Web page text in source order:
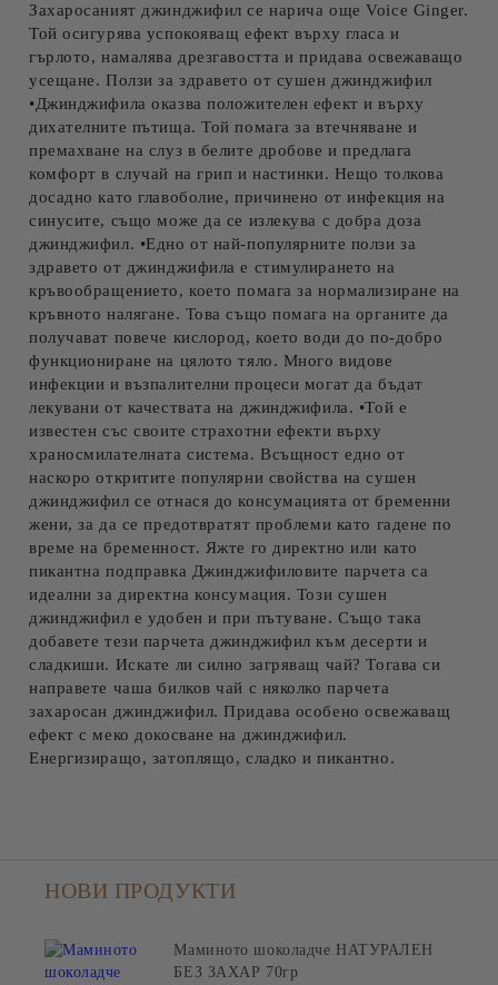
Захаросаният джинджифил се нарича още Voice Ginger.
Той осигурява успокояващ ефект върху гласа и
гърлото, намалява дрезгавостта и придава освежаващо
усещане. Ползи за здравето от сушен джинджифил
•Джинджифила оказва положителен ефект и върху
дихателните пътища. Той помага за втечняване и
премахване на слуз в белите дробове и предлага
комфорт в случай на грип и настинки. Нещо толкова
досадно като главоболие, причинено от инфекция на
синусите, също може да се излекува с добра доза
джинджифил. •Едно от най-популярните ползи за
здравето от джинджифила е стимулирането на
кръвообращението, което помага за нормализиране на
кръвното налягане. Това също помага на органите да
получават повече кислород, което води до по-добро
функциониране на цялото тяло. Много видове
инфекции и възпалителни процеси могат да бъдат
лекувани от качествата на джинджифила. •Той е
известен със своите страхотни ефекти върху
храносмилателната система. Всъщност едно от
наскоро откритите популярни свойства на сушен
джинджифил се отнася до консумацията от бременни
жени, за да се предотвратят проблеми като гадене по
време на бременност. Яжте го директно или като
пикантна подправка Джинджифиловите парчета са
идеални за директна консумация. Този сушен
джинджифил е удобен и при пътуване. Също така
добавете тези парчета джинджифил към десерти и
сладкиши. Искате ли силно загряващ чай? Тогава си
направете чаша билков чай с няколко парчета
захаросан джинджифил. Придава особено освежаващ
ефект с меко докосване на джинджифил.
Енергизиращо, затоплящо, сладко и пикантно.
НОВИ ПРОДУКТИ
Маминото шоколадче НАТУРАЛЕН
БЕЗ ЗАХАР 70гр